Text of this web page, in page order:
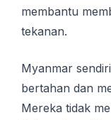
membantu
tekanan.
Myanmar
bertahan dan
Mereka tidak